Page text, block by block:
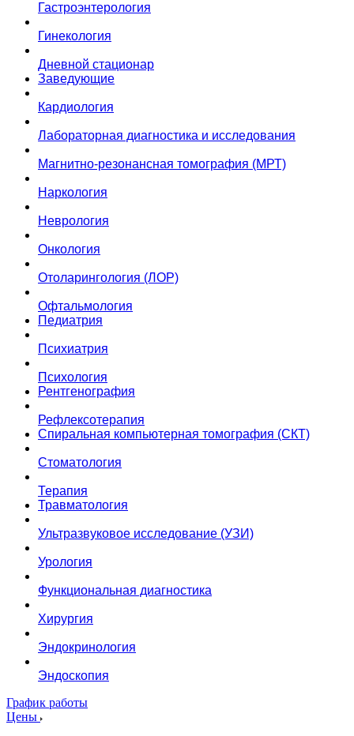
Гастроэнтерология
Гинекология
Дневной стационар
Заведующие
Кардиология
Лабораторная диагностика и исследования
Магнитно-резонансная томография (МРТ)
Наркология
Неврология
Онкология
Отоларингология (ЛОР)
Офтальмология
Педиатрия
Психиатрия
Психология
Рентгенография
Рефлексотерапия
Спиральная компьютерная томография (СКТ)
Стоматология
Терапия
Травматология
Ультразвуковое исследование (УЗИ)
Урология
Функциональная диагностика
Хирургия
Эндокринология
Эндоскопия
График работы
Цены